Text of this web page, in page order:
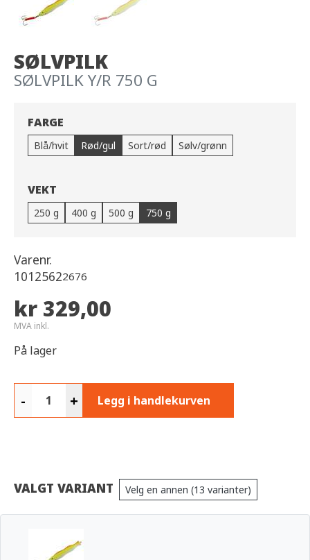
SØLVPILK
SØLVPILK Y/R 750 G
FARGE
Blå/hvit Rød/gul Sort/rød Sølv/grønn
VEKT
250 g 400 g 500 g 750 g
Varenr.
10125622676
kr 329,00
MVA inkl.
På lager
- + Legg i handlekurven
VALGT VARIANT Velg en annen (13 varianter)